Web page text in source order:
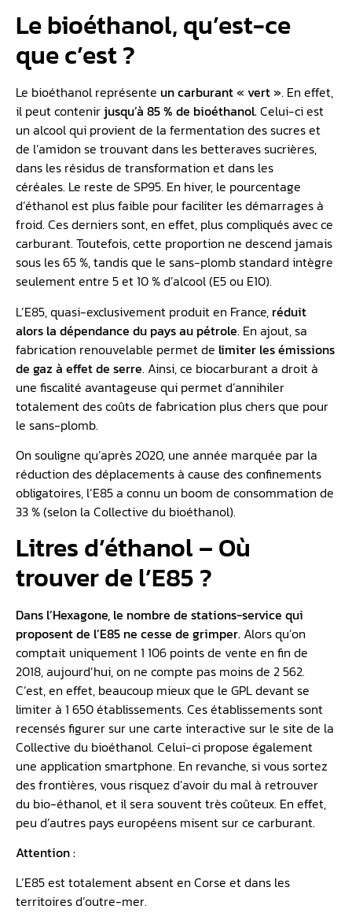
Le bioéthanol, qu’est-ce
que c’est ?
Le bioéthanol représente un carburant « vert ». En effet,
il peut contenir jusqu’à 85 % de bioéthanol.Celui-ci est
un alcool qui provient de la fermentation des sucres et
de l’amidon se trouvant dans les betteraves sucrières,
dans les résidus de transformation et dans les
céréales. Le reste de SP95. En hiver, le pourcentage
d’éthanol est plus faible pour faciliter les démarrages à
froid. Ces derniers sont, en effet, plus compliqués avec ce
carburant. Toutefois, cette proportion ne descend jamais
sous les 65 %, tandis que le sans-plomb standard intègre
seulement entre 5 et 10 % d’alcool (E5 ou E10).
L’E85, quasi-exclusivement produit en France, réduit
alors la dépendance du pays au pétrole. En ajout, sa
fabrication renouvelable permet de limiter les émissions
de gaz à effet de serre. Ainsi, ce biocarburant a droit à
une fiscalité avantageuse qui permet d’annihiler
totalement des coûts de fabrication plus chers que pour
le sans-plomb.
On souligne qu’après 2020, une année marquée par la
réduction des déplacements à cause des confinements
obligatoires, l’E85 a connu un boom de consommation de
33 % (selon la Collective du bioéthanol).
Litres d’éthanol – Où
trouver de l’E85 ?
Dans l’Hexagone, le nombre de stations-service qui
proposent de l’E85 ne cesse de grimper. Alors qu’on
comptait uniquement 1 106 points de vente en fin de
2018, aujourd’hui, on ne compte pas moins de 2 562.
C’est, en effet, beaucoup mieux que le GPL devant se
limiter à 1 650 établissements. Ces établissements sont
recensés figurer sur une carte interactive sur le site de la
Collective du bioéthanol. Celui-ci propose également
une application smartphone. En revanche, si vous sortez
des frontières, vous risquez d’avoir du mal à retrouver
du bio-éthanol, et il sera souvent très coûteux. En effet,
peu d’autres pays européens misent sur ce carburant.
Attention :
L’E85 est totalement absent en Corse et dans les
territoires d’outre-mer.